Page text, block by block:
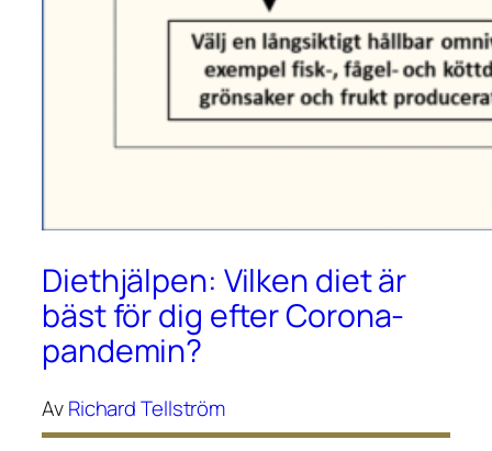
Diethjälpen: Vilken diet är
bäst för dig efter Corona-
pandemin?
AvRichard Tellström